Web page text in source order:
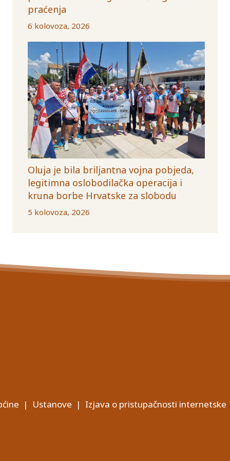
praćenja
6 kolovoza, 2026
Oluja je bila briljantna vojna pobjeda,
legitimna oslobodilačka operacija i
kruna borbe Hrvatske za slobodu
5 kolovoza, 2026
| Ustanove | Izjava o pristupačnosti internetske